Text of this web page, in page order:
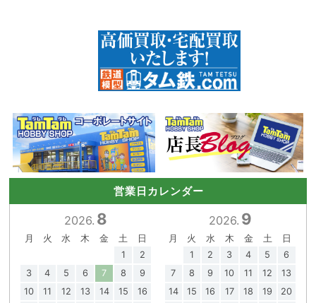
営業日カレンダー
2026. 8
月 火 水 木 金 土
日
1
2
3
4 5 6 7 8
9
10
11 12 13 14 15
16
2026. 9
月 火 水 木 金 土
日
1
2 3 4 5
6
7
8 9 10 11 12
13
14
15 16 17 18 19
20